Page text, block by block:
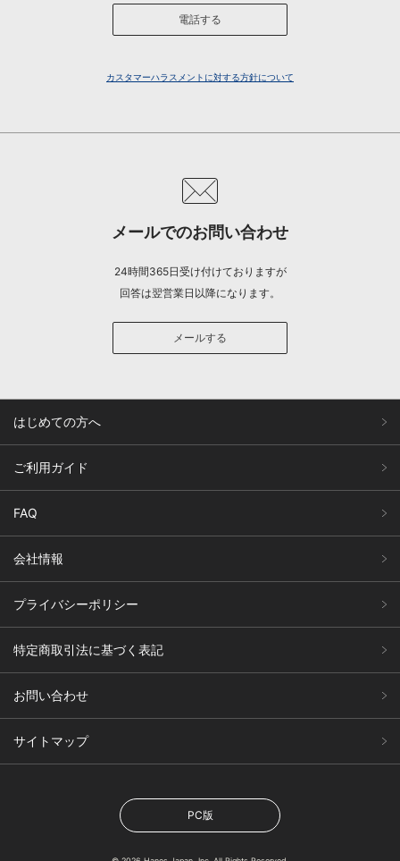
電話する
カスタマーハラスメントに対する方針について
メールでのお問い合わせ
24時間365日受け付けておりますが
回答は翌営業日以降になります。
メールする
はじめての方へ
ご利用ガイド
FAQ
会社情報
プライバシーポリシー
特定商取引法に基づく表記
お問い合わせ
サイトマップ
PC版